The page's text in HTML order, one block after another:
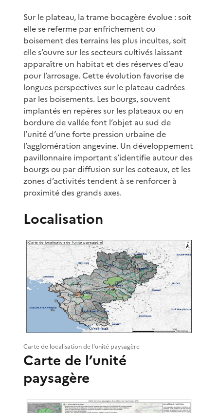
Sur le plateau, la trame bocagère évolue : soit
elle se referme par enfrichement ou
boisement des terrains les plus incultes, soit
elle s’ouvre sur les secteurs cultivés laissant
apparaître un habitat et des réserves d’eau
pour l’arrosage. Cette évolution favorise de
longues perspectives sur le plateau cadrées
par les boisements. Les bourgs, souvent
implantés en repères sur les plateaux ou en
bordure de vallée font l’objet au sud de
l’unité d’une forte pression urbaine de
l’agglomération angevine. Un développement
pavillonnaire important s’identifie autour des
bourgs ou par diffusion sur les coteaux, et les
zones d’activités tendent à se renforcer à
proximité des grands axes.
Localisation
Carte de localisation de l'unité paysagère
Carte de l’unité
paysagère